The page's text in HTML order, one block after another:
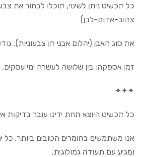
כל תכשיט ניתן לשינוי, תוכלו לבחור את
צהוב-אדום-לבן)
את סוג האבן (יהלום אבני חן צבעוניות),
זמן אספקה: בין שלושה לעשרה ימי עסקים.
✦✦✦
כל תכשיט היוצא תחת ידינו עובר בדיקות
אנו משתמשים בחומרים הטובים ביותר, כל
ומגיע עם תעודה גמולוגית.